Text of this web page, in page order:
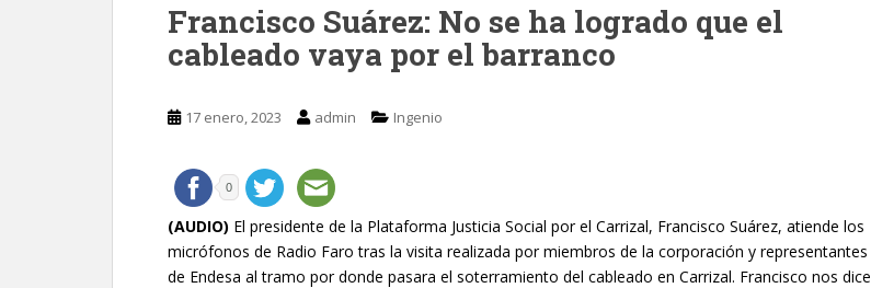
Francisco Suárez: No se ha logrado que el
cableado vaya por el barranco
17 enero, 2023 admin Ingenio
0
(AUDIO) El presidente de la Plataforma Justicia Social por el Carrizal, Francisco Suárez, atiende los
micrófonos de Radio Faro tras la visita realizada por miembros de la corporación y representantes
de Endesa al tramo por donde pasara el soterramiento del cableado en Carrizal. Francisco nos dice